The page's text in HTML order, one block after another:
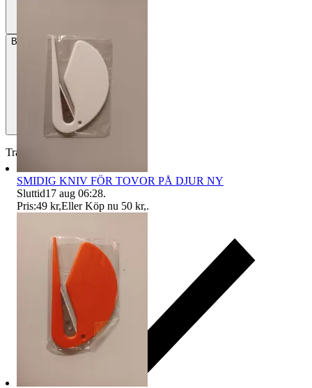
BetalningVia Tradera
Traderas köparskydd
SMIDIG KNIV FÖR TOVOR PÅ DJUR NY
Sluttid17 aug 06:28.
Pris:49 kr,Eller Köp nu 50 kr,.